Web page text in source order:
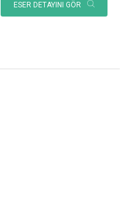
ESER DETAYINI GÖR